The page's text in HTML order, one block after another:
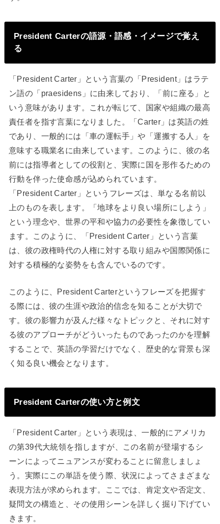
President Carterの語源・語感・イメージで覚え
る
「President Carter」という言葉の「President」はラテ
ン語の「praesidens」に由来しており、「前に座る」と
いう意味があります。これが転じて、国家や組織の最高
責任者を指す言葉になりました。「Carter」は英語の姓
であり、一般的には「車の運転手」や「運搬する人」を
意味する職業名に由来しています。このように、彼の名
前には指導者としての役割と、実際に国を形作るための
行動を伴った使命感が込められています。
「President Carter」というフレーズは、単なる名前以
上のものを表します。「地球をより良い場所にしよう」
という理念や、世界の平和や協力の必要性を象徴してい
ます。このように、「President Carter」という言葉
は、彼の政権時代の人権に対する取り組みや国際関係に
対する積極的な姿勢をも含んでいるのです。
このように、President Carterというフレーズを把握す
る際には、彼の生涯や政治的信念を知ることが大切で
す。彼の影響力が及んだ様々なトピックと、それに対す
る彼のアプローチがどういったものであったのかを理解
することで、英語の学習だけでなく、歴史的な背景も深
く知る良い機会となります。
President Carterの使い方と例文
「President Carter」という表現は、一般的にアメリカ
の第39代大統領を指しますが、この名前が登場するシ
ーンによってニュアンスが変わることに留意しましょ
う。実際にこの単語を使う際、状況によってさまざまな
表現方法が求められます。ここでは、肯定文や否定文、
疑問文の構造と、その使用シーンを詳しく掘り下げてい
きます。